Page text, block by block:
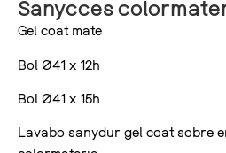
Sanycces
Gel coat mate
Bol Ø41 x 12h
Bol Ø41 x 15h
Lavabo sanydur gel coat sobre